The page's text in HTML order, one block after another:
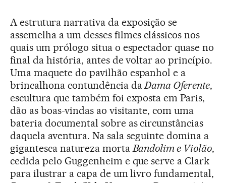
A estrutura narrativa da exposição se
assemelha a um desses filmes clássicos nos
quais um prólogo situa o espectador quase no
final da história, antes de voltar ao princípio.
Uma maquete do pavilhão espanhol e a
brincalhona contundência da Dama Oferente,
escultura que também foi exposta em Paris,
dão as boas-vindas ao visitante, com uma
bateria documental sobre as circunstâncias
daquela aventura. Na sala seguinte domina a
gigantesca natureza morta Bandolim e Violão,
cedida pelo Guggenheim e que serve a Clark
para ilustrar a capa de um livro fundamental,